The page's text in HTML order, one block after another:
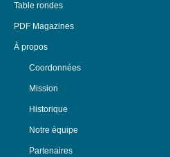
Table rondes
PDF Magazines
À propos
Coordonnées
Mission
Historique
Notre équipe
Partenaires